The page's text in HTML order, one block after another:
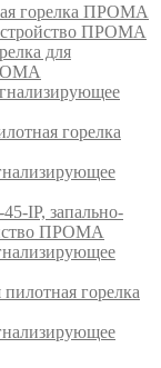
горелка ПРОМА
ПРОМА
для
горелка
IP, запально-
ПРОМА
горелка